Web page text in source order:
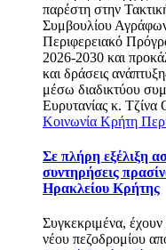
παρέστη στην
Συμβουλίου
Περιφερειακό
2026-2030 και
και δράσεις
μέσω διαδικτύου
Ευρυτανίας κ. Τζίνα
Κοινωνία Κρήτη
Σε πλήρη εξέλιξη
συντηρήσεις
Ηρακλείου Κρήτης
Συγκεκριμένα, έχουν
νέου πεζοδρομίου